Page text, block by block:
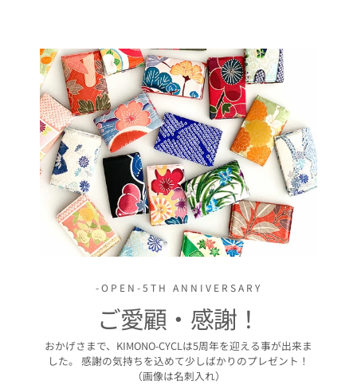
-OPEN-5TH ANNIVERSARY
ご愛顧・感謝！
おかげさまで、KIMONO-CYCLは5周年を迎える事が出来ま
した。 感謝の気持ちを込めて少しばかりのプレゼント！
（画像は名刺入れ）